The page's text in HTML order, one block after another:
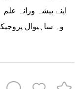
اپنے پیشہ ورانہ
وہ ساہیوال